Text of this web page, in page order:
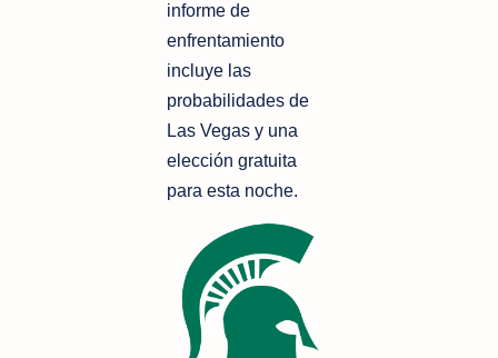
informe de
enfrentamiento
incluye las
probabilidades de
Las Vegas y una
elección gratuita
para esta noche.